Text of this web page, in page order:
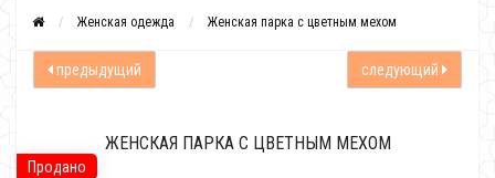
Женская одежда Женская парка с цветным мехом
предыдущий следующий
Продано
ЖЕНСКАЯ ПАРКА С ЦВЕТНЫМ МЕХОМ